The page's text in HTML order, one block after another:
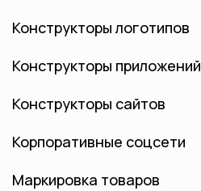
Конструкторы логотипов
Конструкторы приложений
Конструкторы сайтов
Корпоративные соцсети
Маркировка товаров